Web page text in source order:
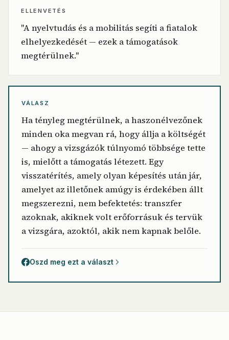
ELLENVETÉS
"A nyelvtudás és a mobilitás segíti a fiatalok
elhelyezkedését — ezek a támogatások
megtérülnek."
VÁLASZ
Ha tényleg megtérülnek, a haszonélvezőnek
minden oka megvan rá, hogy állja a költségét
— ahogy a vizsgázók túlnyomó többsége tette
is, mielőtt a támogatás létezett. Egy
visszatérítés, amely olyan képesítés után jár,
amelyet az illetőnek amúgy is érdekében állt
megszerezni, nem befektetés: transzfer
azoknak, akiknek volt erőforrásuk és tervük
a vizsgára, azoktól, akik nem kapnak belőle.
Oszd meg ezt a választ